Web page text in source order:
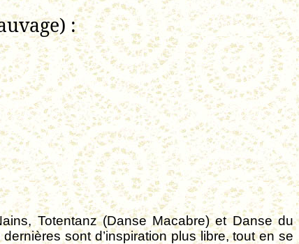
:
Totentanz (Danse Macabre) et Danse du
sont d’inspiration plus libre, tout en se